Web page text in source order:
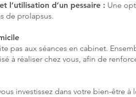
l’utilisation d’un pessaire : Une
de prolapsus.
pas aux séances en cabinet.
à réaliser chez vous, afin de
investissez dans votre bien-être à